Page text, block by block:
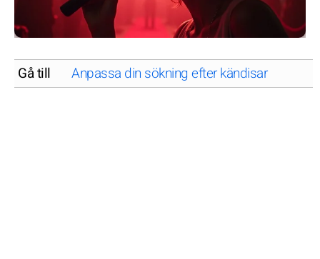
Gå till Anpassa din sökning efter kändisar